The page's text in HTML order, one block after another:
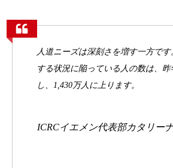
人道ニーズは深刻さを増す一方で
する状況に陥っている人の数は、昨
し、1,430万人に上ります。
ICRCイエメン代表部カタリー